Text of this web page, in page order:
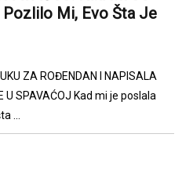
Pozlilo Mi, Evo Šta Je
ZA ROĐENDAN I NAPISALA
U SPAVAĆOJ Kad mi je poslala
...